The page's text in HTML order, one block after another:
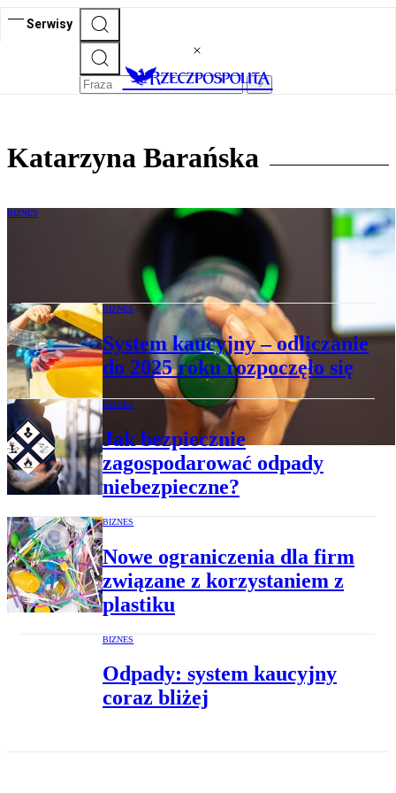
Serwisy
Katarzyna Barańska
BIZNES
System kaucyjny rusza od października.
Jak dobrze przygotować się do zmian?
BIZNES
System kaucyjny – odliczanie
do 2025 roku rozpoczęło się
BIZNES
Jak bezpiecznie
zagospodarować odpady
niebezpieczne?
BIZNES
Nowe ograniczenia dla firm
związane z korzystaniem z
plastiku
BIZNES
Odpady: system kaucyjny
coraz bliżej